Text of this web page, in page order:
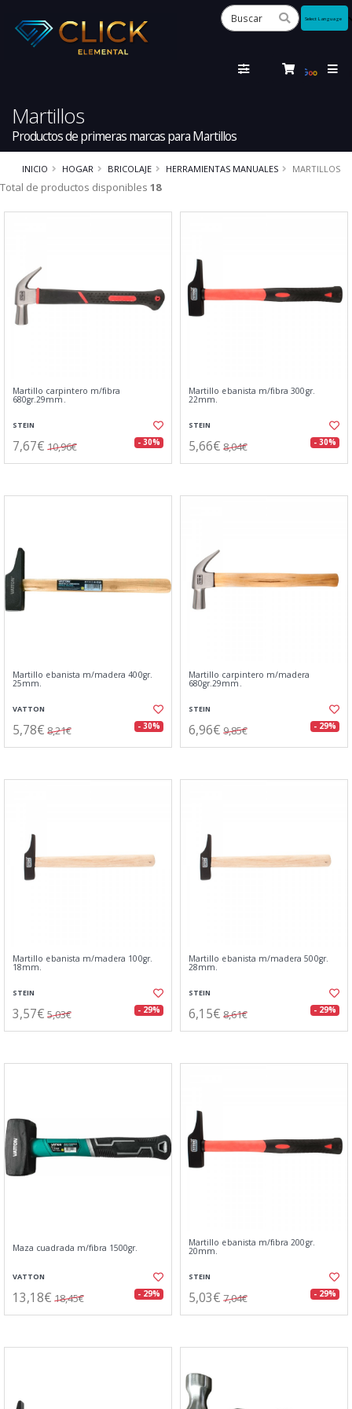
Martillos
Productos de primeras marcas para Martillos
INICIO HOGAR BRICOLAJE HERRAMIENTAS MANUALES MARTILLOS
Total de productos disponibles 18
Martillo carpintero m/fibra
680gr.29mm.
STEIN
7,67€ 10,96€ - 30%
Martillo ebanista m/fibra 300gr.
22mm.
STEIN
5,66€ 8,04€ - 30%
Martillo ebanista m/madera 400gr.
25mm.
VATTON
5,78€ 8,21€ - 30%
Martillo carpintero m/madera
680gr.29mm.
STEIN
6,96€ 9,85€ - 29%
Martillo ebanista m/madera 100gr.
18mm.
STEIN
3,57€ 5,03€ - 29%
Martillo ebanista m/madera 500gr.
28mm.
STEIN
6,15€ 8,61€ - 29%
Maza cuadrada m/fibra 1500gr.
VATTON
13,18€ 18,45€ - 29%
Martillo ebanista m/fibra 200gr.
20mm.
STEIN
5,03€ 7,04€ - 29%